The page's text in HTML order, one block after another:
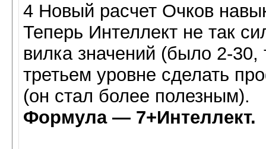
4 Новый расчет Очков
Теперь Интеллект не так
вилка значений (было 2-
третьем уровне сделать
(он стал более полезным).
Формула — 7+Интеллект.